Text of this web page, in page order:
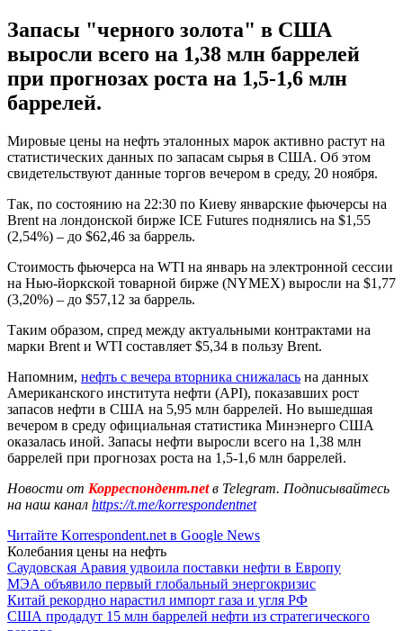
Запасы "черного золота" в США
выросли всего на 1,38 млн баррелей
при прогнозах роста на 1,5-1,6 млн
баррелей.
Мировые цены на нефть эталонных марок активно растут на
статистических данных по запасам сырья в США. Об этом
свидетельствуют данные торгов вечером в среду, 20 ноября.
Так, по состоянию на 22:30 по Киеву январские фьючерсы на
Brent на лондонской бирже ICE Futures поднялись на $1,55
(2,54%) – до $62,46 за баррель.
Стоимость фьючерса на WTI на январь на электронной сессии
на Нью-йоркской товарной бирже (NYMEX) выросли на $1,77
(3,20%) – до $57,12 за баррель.
Таким образом, спред между актуальными контрактами на
марки Brent и WTI составляет $5,34 в пользу Brent.
Напомним, нефть с вечера вторника снижалась на данных
Американского института нефти (API), показавших рост
запасов нефти в США на 5,95 млн баррелей. Но вышедшая
вечером в среду официальная статистика Минэнерго США
оказалась иной. Запасы нефти выросли всего на 1,38 млн
баррелей при прогнозах роста на 1,5-1,6 млн баррелей.
Новости от Корреспондент.netв Telegram. Подписывайтесь
на наш канал https://t.me/korrespondentnet
Читайте Korrespondent.net в Google News
Колебания цены на нефть
Саудовская Аравия удвоила поставки нефти в Европу
МЭА объявило первый глобальный энергокризис
Китай рекордно нарастил импорт газа и угля РФ
США продадут 15 млн баррелей нефти из стратегического